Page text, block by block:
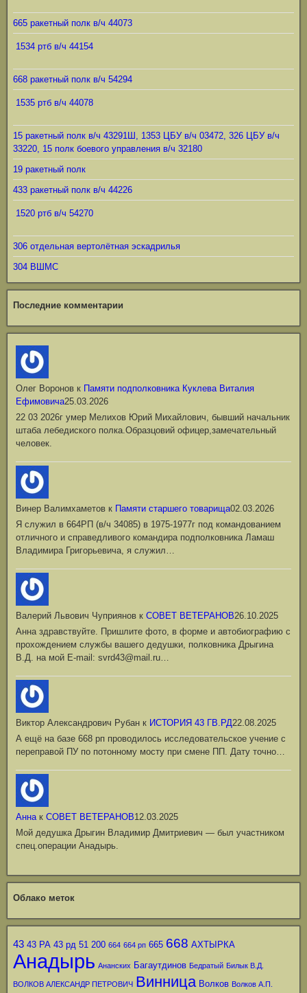
665 ракетный полк в/ч 44073
1534 ртб в/ч 44154
668 ракетный полк в/ч 54294
1535 ртб в/ч 44078
15 ракетный полк в/ч 43291Ш, 1353 ЦБУ в/ч 03472, 326 ЦБУ в/ч
33220, 15 полк боевого управления в/ч 32180
19 ракетный полк
433 ракетный полк в/ч 44226
1520 ртб в/ч 54270
306 отдельная вертолётная эскадрилья
304 ВШМС
Последние комментарии
Олег Воронов к Памяти подполковника Куклева Виталия
Ефимовича25.03.2026
22 03 2026г умер Мелихов Юрий Михайлович, бывший начальник
штаба лебедиского полка.Образцовий офицер,замечательный
человек.
Винер Валимхаметов к Памяти старшего товарища02.03.2026
Я служил в 664РП (в/ч 34085) в 1975-1977г под командованием
отличного и справедливого командира подполковника Ламаш
Владимира Григорьевича, я служил…
Валерий Львович Чуприянов к СОВЕТ ВЕТЕРАНОВ26.10.2025
Анна здравствуйте. Пришлите фото, в форме и автобиографию с
прохождением службы вашего дедушки, полковника Дрыгина
В.Д. на мой Е-mail: svrd43@mail.ru…
Виктор Александрович Рубан к ИСТОРИЯ 43 ГВ.РД22.08.2025
А ещё на базе 668 рп проводилось исследовательское учение с
переправой ПУ по потонному мосту при смене ПП. Дату точно…
Аннак СОВЕТ ВЕТЕРАНОВ12.03.2025
Мой дедушка Дрыгин Владимир Дмитриевич — был участником
спец.операции Анадырь.
Облако меток
43 43 РА 43 рд 51 200 664 664 рп 665 668 АХТЫРКА
Анадырь Ананских Багаутдинов Бедратый Билык В.Д.
ВОЛКОВ АЛЕКСАНДР ПЕТРОВИЧ Винница Волков Волков А.П.